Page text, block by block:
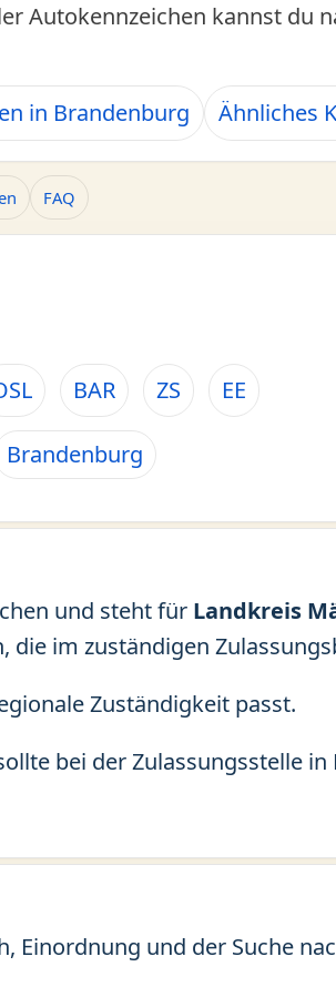
Autokennzeichen kannst du
in Brandenburg Ähnliches
FAQ
BAR ZS EE
Brandenburg
und steht für Landkreis
die im zuständigen
Zuständigkeit passt.
bei der Zulassungsstelle
Einordnung und der Suche